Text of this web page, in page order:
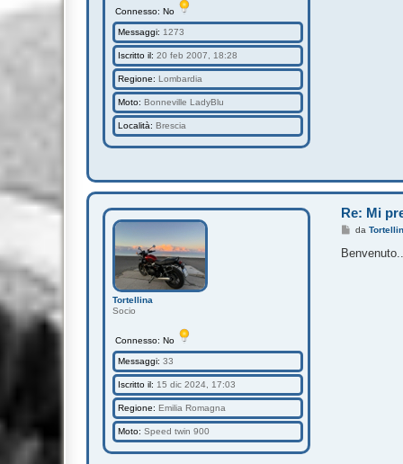
Connesso: No
Messaggi: 1273
Iscritto il: 20 feb 2007, 18:28
Regione: Lombardia
Moto: Bonneville LadyBlu
Località: Brescia
Tortellina
Socio
Connesso: No
Messaggi: 33
Iscritto il: 15 dic 2024, 17:03
Regione: Emilia Romagna
Moto: Speed twin 900
Re: Mi
M
s
da